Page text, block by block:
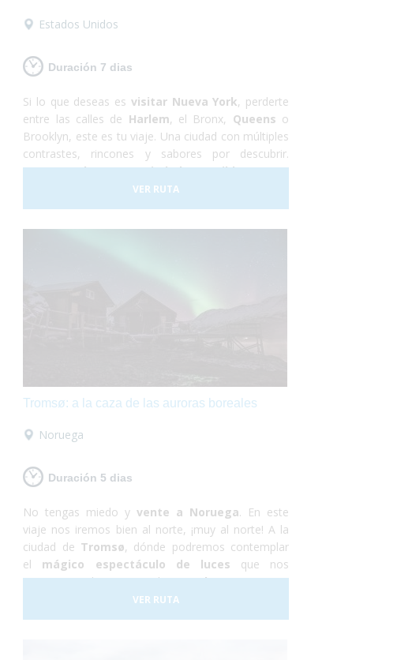
Estados Unidos
Duración 7 dias
Si lo que deseas es visitar Nueva York, perderte
entre las calles de Harlem, el Bronx, Queens o
Brooklyn, este es tu viaje. Una ciudad con múltiples
contrastes, rincones y sabores por descubrir.
Nueva York es una ciudad accesible, que se
puede recorrer entransporte público
totalmente adaptado, podrás rodar con tu silla
VER RUTA
Tromsø: a la caza de las auroras boreales
Noruega
Duración 5 dias
No tengas miedo yvente a Noruega. En este
viaje nos iremos bien al norte, ¡muy al norte! A la
ciudad de Tromsø, dónde podremos contemplar
el mágico espectáculo de luces que nos
presenta la naturaleza:las auroras
Durante los cuatro días que estaremos
en la ciudad también podremos hacer una
VER RUTA